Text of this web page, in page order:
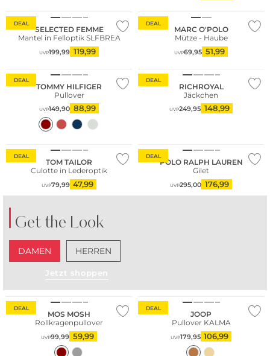
DEAL
SELECTED FEMME
Mantel in Felloptik SLFBREA
UVP199,99 119,99
DEAL
MARC O'POLO
Mütze - Haube
UVP69,95 51,99
DEAL
TOMMY HILFIGER
Pullover
UVP149,90 88,99
DEAL
RICHROYAL
Jäckchen
UVP249,95 148,99
DEAL
TOM TAILOR
Culotte in Lederoptik
UVP79,99 47,99
DEAL
POLO RALPH LAUREN
Gilet
UVP295,00 176,99
Get the Look
DAMEN HERREN
Jetzt shoppen
DEAL
MOS MOSH
Rollkragenpullover
UVP99,99 59,99
DEAL
JOOP
Pullover KALMA
UVP179,95 106,99